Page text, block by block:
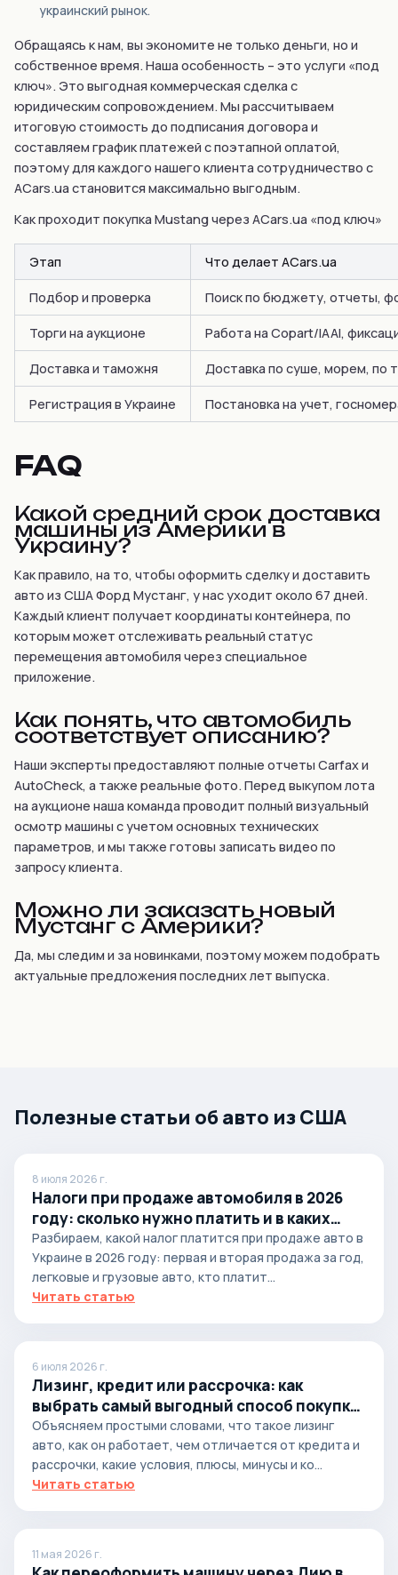
украинский рынок.
Обращаясь к нам, вы экономите не только деньги, но и
собственное время. Наша особенность – это услуги «под
ключ». Это выгодная коммерческая сделка с
юридическим сопровождением. Мы рассчитываем
итоговую стоимость до подписания договора и
составляем график платежей с поэтапной оплатой,
поэтому для каждого нашего клиента сотрудничество с
ACars.ua становится максимально выгодным.
Как проходит покупка Mustang через ACars.ua «под ключ»
Этап Что делает ACars.ua
Подбор и проверка Поиск по бюджету, отчеты,
Торги на аукционе Работа на Copart/IAAI,
Доставка и таможня Доставка по суше, морем, по
Регистрация в Украине Постановка на учет,
FAQ
Какой средний срок доставка
машины из Америки в
Украину?
Как правило, на то, чтобы оформить сделку и доставить
авто из США Форд Мустанг, у нас уходит около 67 дней.
Каждый клиент получает координаты контейнера, по
которым может отслеживать реальный статус
перемещения автомобиля через специальное
приложение.
Как понять, что автомобиль
соответствует описанию?
Наши эксперты предоставляют полные отчеты Carfax и
AutoCheck, а также реальные фото. Перед выкупом лота
на аукционе наша команда проводит полный визуальный
осмотр машины с учетом основных технических
параметров, и мы также готовы записать видео по
запросу клиента.
Можно ли заказать новый
Мустанг с Америки?
Да, мы следим и за новинками, поэтому можем подобрать
актуальные предложения последних лет выпуска.
Полезные статьи об авто из США
8 июля 2026 г.
Налоги при продаже автомобиля в 2026
году: сколько нужно платить и в каких
случаях
Разбираем, какой налог платится при продаже авто в
Украине в 2026 году: первая и вторая продажа за год,
легковые и грузовые авто, кто платит...
Читать статью
6 июля 2026 г.
Лизинг, кредит или рассрочка: как
выбрать самый выгодный способ покупки
автомобиля
Объясняем простыми словами, что такое лизинг
авто, как он работает, чем отличается от кредита и
рассрочки, какие условия, плюсы, минусы и ко...
Читать статью
11 мая 2026 г.